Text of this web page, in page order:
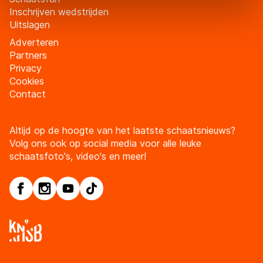
Door op ‘Toestaan’ te klikken, stemt u in met deze
overdracht. Meer informatie vindt u in ons
Inschrijven wedstrijden
Uitslagen
Adverteren
Partners
Privacy
Cookies
Contact
Altijd op de hoogte van het laatste schaatsnieuws?
Volg ons ook op social media voor alle leuke
schaatsfoto's, video's en meer!